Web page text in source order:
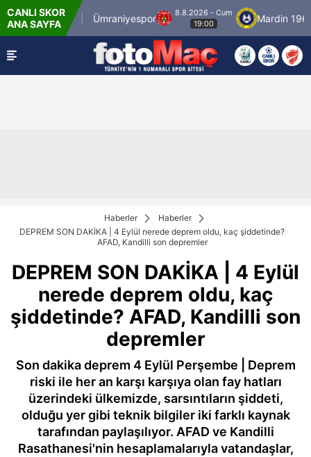
CANLI SKOR
ANA SAYFA
Ümraniyespor
8.8.2026 - Cum
Mardin 1969
Haberler
Haberler
DEPREM SON DAKİKA | 4 Eylül nerede deprem oldu, kaç şiddetinde?
AFAD, Kandilli son depremler
DEPREM SON DAKİKA | 4 Eylül
nerede deprem oldu, kaç
şiddetinde? AFAD, Kandilli son
depremler
Son dakika deprem 4 Eylül Perşembe | Deprem
riski ile her an karşı karşıya olan fay hatları
üzerindeki ülkemizde, sarsıntıların şiddeti,
olduğu yer gibi teknik bilgiler iki farklı kaynak
tarafından paylaşılıyor. AFAD ve Kandilli
Rasathanesi'nin hesaplamalarıyla vatandaşlar,